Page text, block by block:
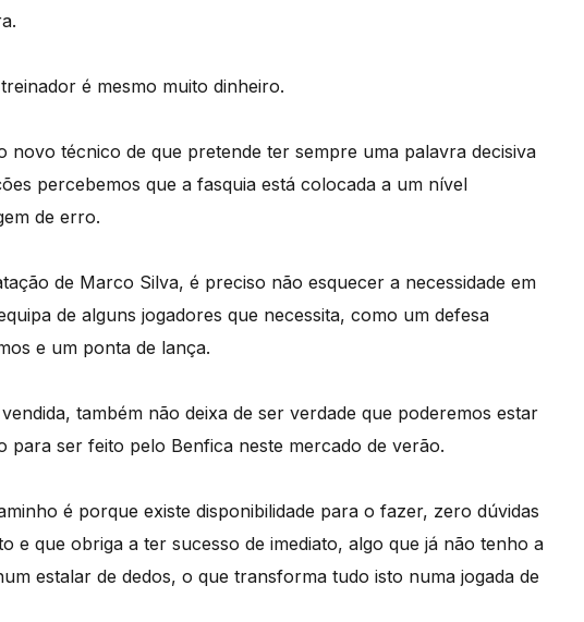
é mesmo muito dinheiro.
novo técnico de que pretende ter sempre uma palavra decisiva
percebemos que a fasquia está colocada a um nível
de erro.
de Marco Silva, é preciso não esquecer a necessidade em
de alguns jogadores que necessita, como um defesa
e um ponta de lança.
também não deixa de ser verdade que poderemos estar
para ser feito pelo Benfica neste mercado de verão.
é porque existe disponibilidade para o fazer, zero dúvidas
e que obriga a ter sucesso de imediato, algo que já não tenho a
estalar de dedos, o que transforma tudo isto numa jogada de